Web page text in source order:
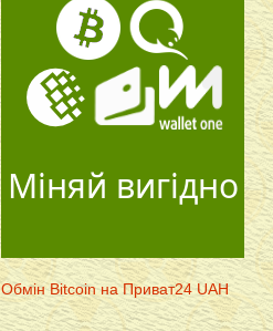
Міняй вигідно
Обмін Bitcoin на Приват24 UAH